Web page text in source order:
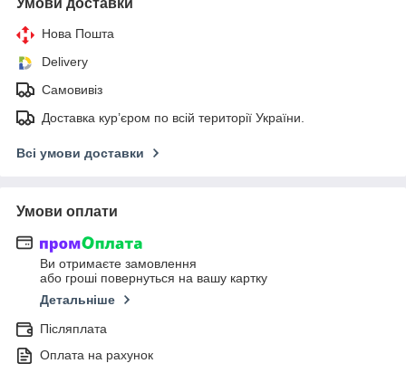
Нова Пошта
Delivery
Самовивіз
Доставка кур’єром по всій території України.
Всі умови доставки
Умови оплати
Ви отримаєте замовлення
або гроші повернуться на вашу картку
Детальніше
Післяплата
Оплата на рахунок